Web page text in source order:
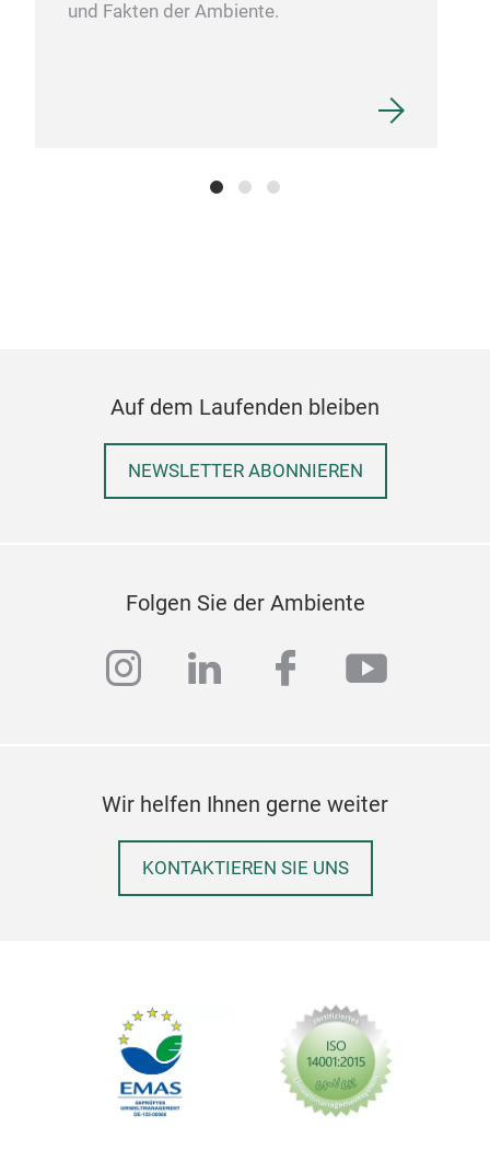
und Fakten der Ambiente.
Auf dem Laufenden bleiben
NEWSLETTER ABONNIEREN
Folgen Sie der Ambiente
instagram
linkedinfacebook
Wir helfen Ihnen gerne weiter
KONTAKTIEREN SIE UNS